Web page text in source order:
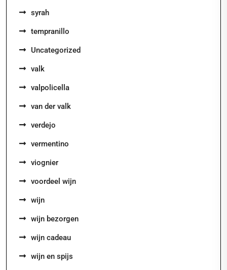
syrah
tempranillo
Uncategorized
valk
valpolicella
van der valk
verdejo
vermentino
viognier
voordeel wijn
wijn
wijn bezorgen
wijn cadeau
wijn en spijs